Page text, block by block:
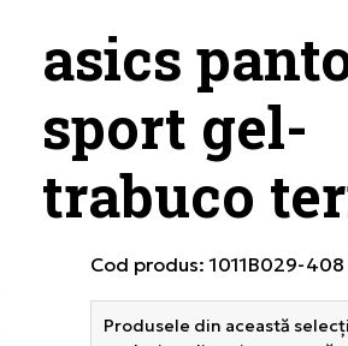
asics
sport gel-
trabuco
Cod produs:1011B029-408
Produsele din această